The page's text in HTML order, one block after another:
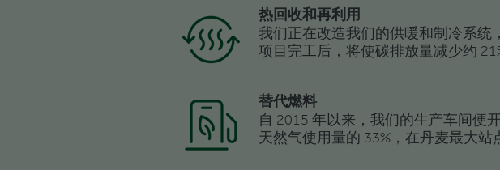
热回收和再利用
我们正在改造我们的供暖和制冷系统
项目完工后，将使碳排放量减少约
替代燃料
自 2015 年以来，我们的生产车间便
天然气使用量的 33%，在丹麦最大站